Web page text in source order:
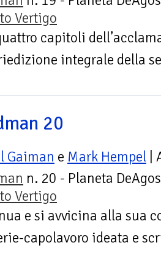
Vertigo
capitoli
integrale della
20
Gaiman e Mark Hempel |
n. 20 - Planeta
Vertigo
e si avvicina alla sua
capolavoro ideata e